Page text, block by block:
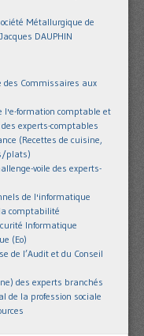
Métallurgique de
DAUPHIN
des Commissaires aux
l'e-formation comptable et
experts-comptables
(Recettes de cuisine,
plats)
voile des experts-
de l'informatique
comptabilité
Informatique
(Eo)
de l’Audit et du Conseil
des experts branchés
de la profession sociale